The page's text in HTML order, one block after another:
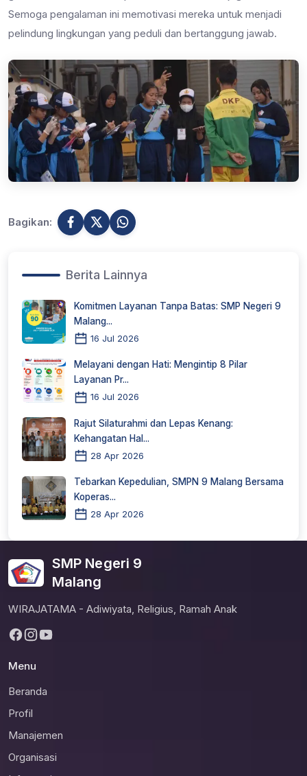
Semoga pengalaman ini memotivasi mereka untuk menjadi
pelindung lingkungan yang peduli dan bertanggung jawab.
Bagikan:
Berita Lainnya
Komitmen Layanan Tanpa Batas: SMP Negeri 9
Malang...
16 Jul 2026
Melayani dengan Hati: Mengintip 8 Pilar
Layanan Pr...
16 Jul 2026
Rajut Silaturahmi dan Lepas Kenang:
Kehangatan Hal...
28 Apr 2026
Tebarkan Kepedulian, SMPN 9 Malang Bersama
Koperas...
28 Apr 2026
SMP Negeri 9
Malang
WIRAJATAMA - Adiwiyata, Religius, Ramah Anak
Menu
Beranda
Profil
Manajemen
Organisasi